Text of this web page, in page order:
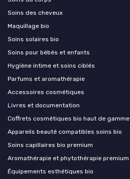
Soins des cheveux
Maquillage bio
Soins solaires bio
Soins pour bébés et enfants
Hygiène intime et soins ciblés
Parfums et aromathérapie
Accessoires cosmétiques
Livres et documentation
Coffrets cosmétiques bio haut de gamme
Appareils beauté compatibles soins bio
Soins capillaires bio premium
Aromathérapie et phytothérapie premium
Équipements esthétiques bio